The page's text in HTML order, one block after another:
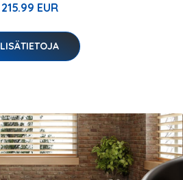
215.99 EUR
LISÄTIETOJA